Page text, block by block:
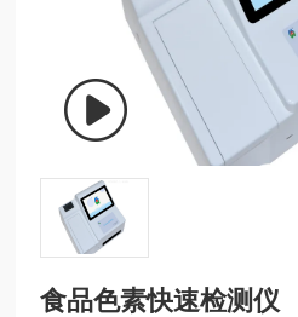
食品色素快速检测仪